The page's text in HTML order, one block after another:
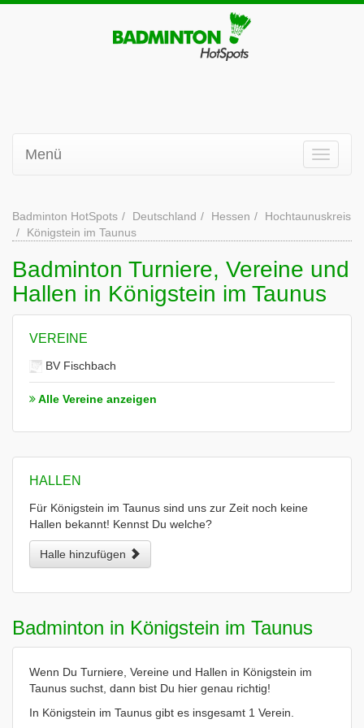
Menü
Badminton HotSpots Deutschland Hessen
Hochtaunuskreis
Königstein im Taunus
Badminton Turniere, Vereine und
Hallen in Königstein im Taunus
VEREINE
BV Fischbach
Alle Vereine anzeigen
HALLEN
Für Königstein im Taunus sind uns zur Zeit noch keine
Hallen bekannt! Kennst Du welche?
Halle hinzufügen
Badminton in Königstein im Taunus
Wenn Du Turniere, Vereine und Hallen in Königstein im
Taunus suchst, dann bist Du hier genau richtig!
In Königstein im Taunus gibt es insgesamt 1 Verein.